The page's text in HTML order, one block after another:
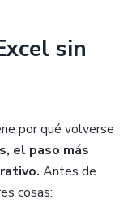
sin
por qué volverse
el paso más
Antes de
cosas: